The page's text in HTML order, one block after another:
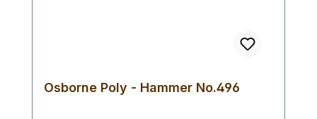
Osborne Poly - Hammer No.496